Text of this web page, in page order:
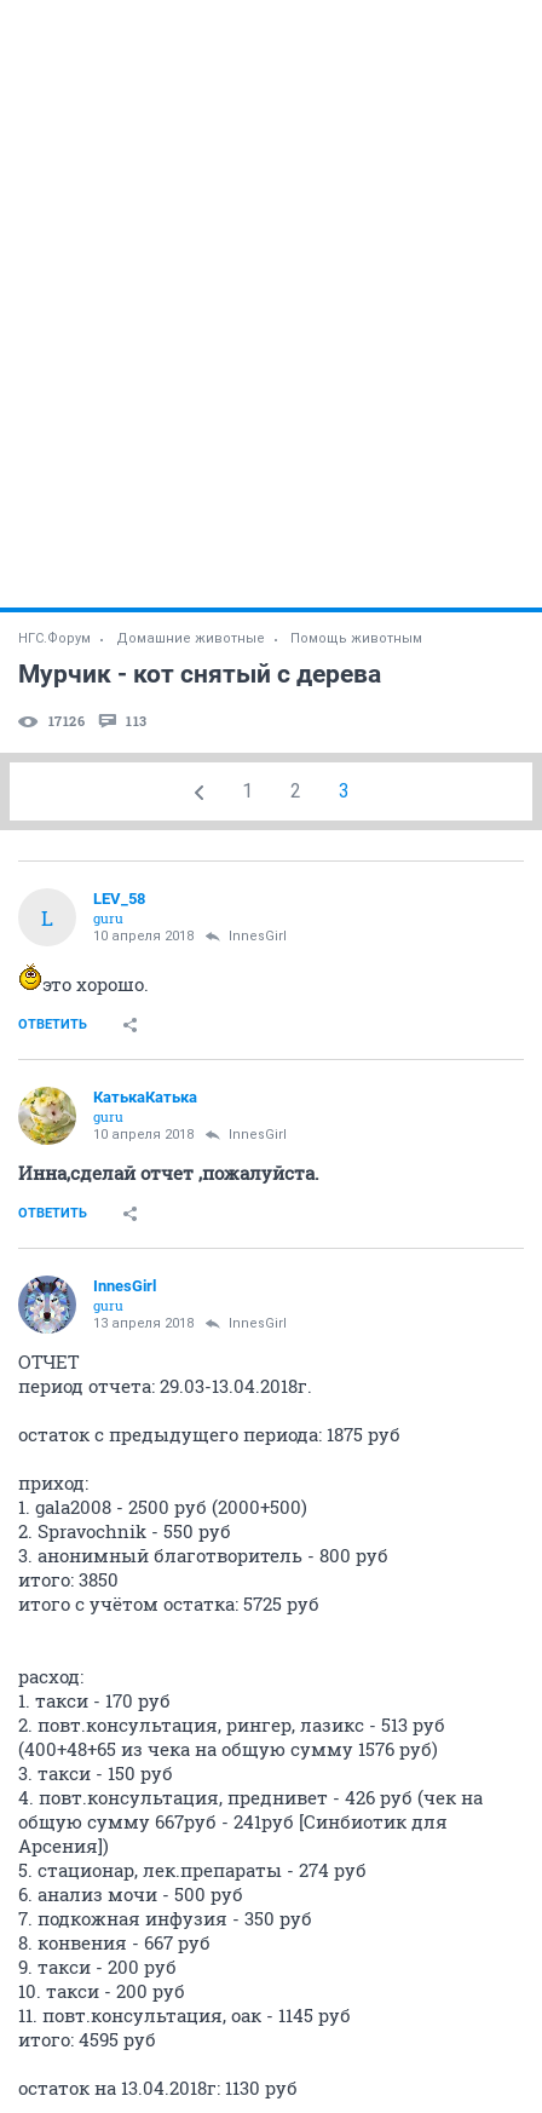
НГС.Форум Домашние животные Помощь животным
Мурчик - кот снятый с дерева
17126 113
1 2 3
L
LEV_58
guru
10 апреля 2018 InnesGirl
это хорошо.
ОТВЕТИТЬ
КатькаКатька
guru
10 апреля 2018 InnesGirl
Инна,сделай отчет ,пожалуйста.
ОТВЕТИТЬ
InnesGirl
guru
13 апреля 2018 InnesGirl
ОТЧЕТ
период отчета: 29.03-13.04.2018г.
остаток с предыдущего периода: 1875 руб
приход:
1. gala2008 - 2500 руб (2000+500)
2. Spravochnik - 550 руб
3. анонимный благотворитель - 800 руб
итого: 3850
итого с учётом остатка: 5725 руб
расход:
1. такси - 170 руб
2. повт.консультация, рингер, лазикс - 513 руб
(400+48+65 из чека на общую сумму 1576 руб)
3. такси - 150 руб
4. повт.консультация, преднивет - 426 руб (чек на
общую сумму 667руб - 241руб [Синбиотик для
Арсения])
5. стационар, лек.препараты - 274 руб
6. анализ мочи - 500 руб
7. подкожная инфузия - 350 руб
8. конвения - 667 руб
9. такси - 200 руб
10. такси - 200 руб
11. повт.консультация, оак - 1145 руб
итого: 4595 руб
остаток на 13.04.2018г: 1130 руб